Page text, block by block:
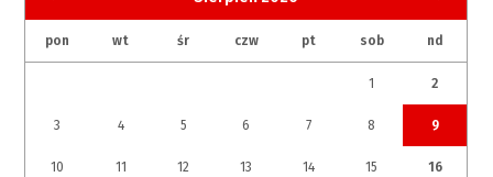
pon wt śr czw pt sob nd
1 2
3 4 5 6 7 8 9
10 11 12 13 14 15 16